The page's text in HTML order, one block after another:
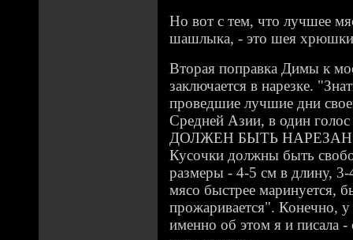
Но вот с тем, что лучшее
шашлыка, - это шея
Вторая поправка Димы к
заключается в нарезке.
проведшие лучшие дни
Средней Азии, в один
ДОЛЖЕН БЫТЬ НАРЕЗАН
Кусочки должны быть
размеры - 4-5 см в длину,
мясо быстрее маринуется,
прожаривается". Конечно,
именно об этом я и писала